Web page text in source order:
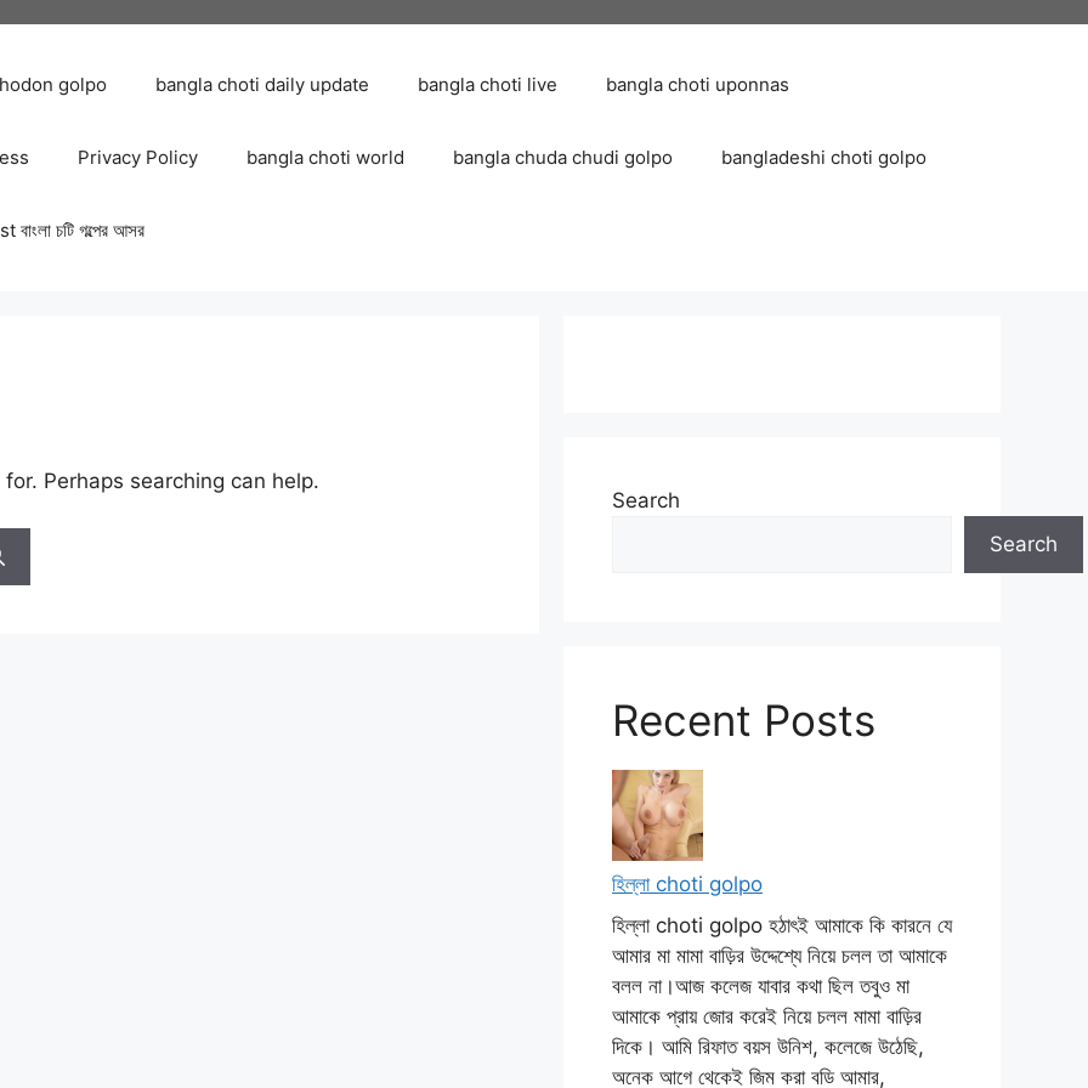
golpo bangla choti daily update bangla choti live bangla choti uponnas
Privacy Policy bangla choti world bangla chuda chudi golpo bangladeshi choti golpo
চটি গল্পের আসর
Perhaps searching can help.
Search
Search
Recent Posts
হিল্লা choti golpo
হিল্লা choti golpo হঠাৎই আমাকে কি কারনে যে
আমার মা মামা বাড়ির উদ্দেশ্যে নিয়ে চলল তা আমাকে
বলল না।আজ কলেজ যাবার কথা ছিল তবুও মা
আমাকে প্রায় জোর করেই নিয়ে চলল মামা বাড়ির
দিকে। আমি রিফাত বয়স উনিশ, কলেজে উঠেছি,
অনেক আগে থেকেই জিম করা বডি আমার,